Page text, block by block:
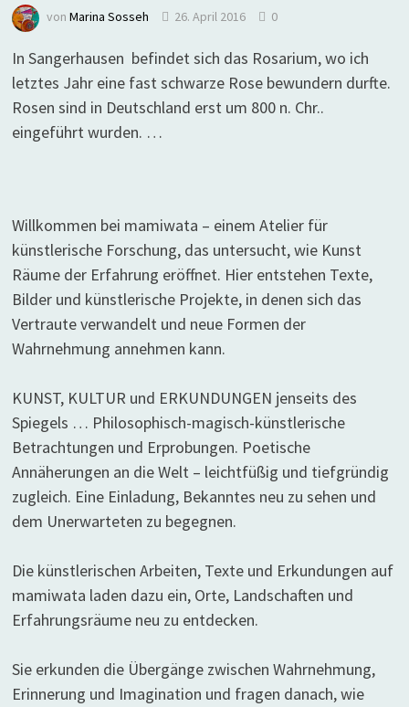
von Marina Sosseh 26. April 2016 0
In Sangerhausen befindet sich das Rosarium, wo ich
letztes Jahr eine fast schwarze Rose bewundern durfte.
Rosen sind in Deutschland erst um 800 n. Chr..
eingeführt wurden. …
Willkommen bei mamiwata – einem Atelier für
künstlerische Forschung, das untersucht, wie Kunst
Räume der Erfahrung eröffnet. Hier entstehen Texte,
Bilder und künstlerische Projekte, in denen sich das
Vertraute verwandelt und neue Formen der
Wahrnehmung annehmen kann.
KUNST, KULTUR und ERKUNDUNGEN jenseits des
Spiegels … Philosophisch-magisch-künstlerische
Betrachtungen und Erprobungen. Poetische
Annäherungen an die Welt – leichtfüßig und tiefgründig
zugleich. Eine Einladung, Bekanntes neu zu sehen und
dem Unerwarteten zu begegnen.
Die künstlerischen Arbeiten, Texte und Erkundungen auf
mamiwata laden dazu ein, Orte, Landschaften und
Erfahrungsräume neu zu entdecken.
Sie erkunden die Übergänge zwischen Wahrnehmung,
Erinnerung und Imagination und fragen danach, wie